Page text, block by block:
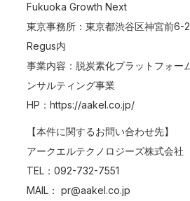
Fukuoka Growth Next
東京事務所：東京都渋谷区神宮前
Regus内
事業内容：脱炭素化プラットフォー
ンサルティング事業
HP：https://aakel.co.jp/
【本件に関するお問い合わせ先】
アークエルテクノロジーズ株式会
TEL：092-732-7551
MAIL：pr@aakel.co.jp